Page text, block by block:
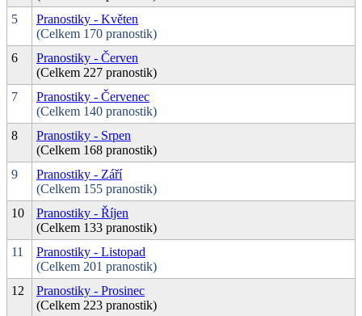
5
Pranostiky - Květen
(Celkem 170 pranostik)
6
Pranostiky - Červen
(Celkem 227 pranostik)
7
Pranostiky - Červenec
(Celkem 140 pranostik)
8
Pranostiky - Srpen
(Celkem 168 pranostik)
9
Pranostiky - Září
(Celkem 155 pranostik)
10
Pranostiky - Říjen
(Celkem 133 pranostik)
11
Pranostiky - Listopad
(Celkem 201 pranostik)
12
Pranostiky - Prosinec
(Celkem 223 pranostik)